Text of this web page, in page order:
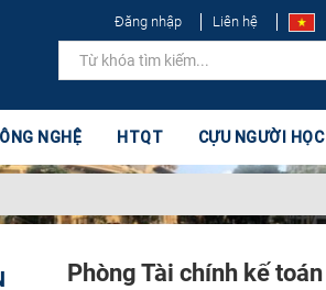
Đăng nhập Liên hệ
NGHỆ HTQT CỰU NGƯỜI HỌC
Phòng Tài chính kế toán